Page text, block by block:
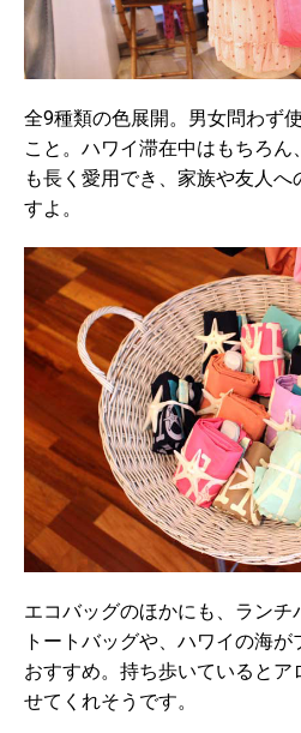
全9種類の色展開。男女問わず
こと。 ハワイ滞在中はもちろ
も長く愛用でき、家族や友人
すよ。
エコバッグのほかにも、ラン
トートバッグや、ハワイの海
おすすめ。持ち歩いているとア
せてくれそうです。